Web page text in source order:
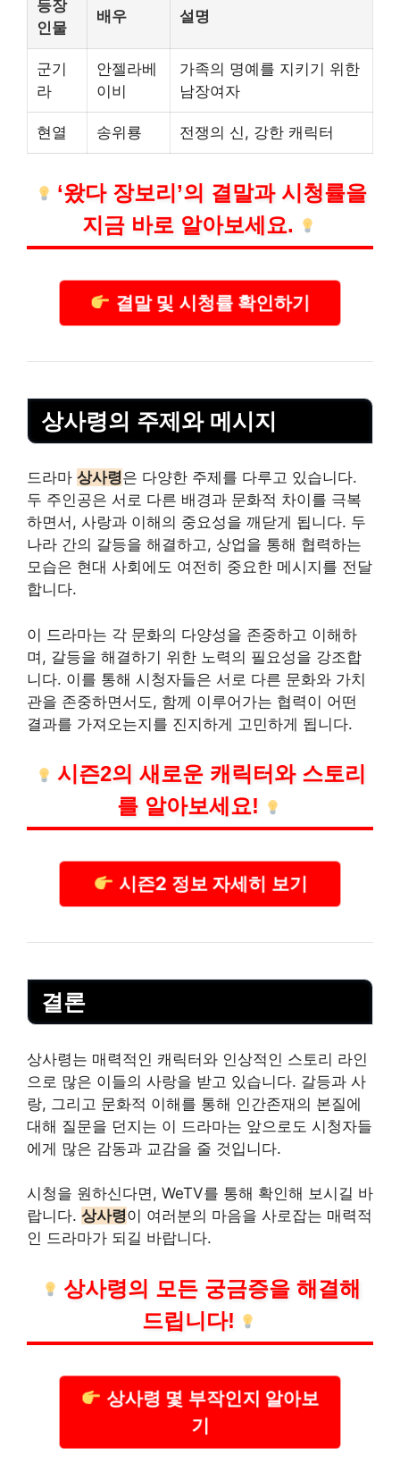
등장
인물
배우 설명
군기
라
안젤라베
이비
가족의 명예를 지키기 위한
남장여자
현열 송위룡 전쟁의 신, 강한 캐릭터
‘왔다 장보리’의 결말과 시청률을
지금 바로 알아보세요.
결말 및 시청률 확인하기
상사령의 주제와 메시지
드라마 상사령은 다양한 주제를 다루고 있습니다.
두 주인공은 서로 다른 배경과 문화적 차이를 극복
하면서, 사랑과 이해의 중요성을 깨닫게 됩니다. 두
나라 간의 갈등을 해결하고, 상업을 통해 협력하는
모습은 현대 사회에도 여전히 중요한 메시지를 전달
합니다.
이 드라마는 각 문화의 다양성을 존중하고 이해하
며, 갈등을 해결하기 위한 노력의 필요성을 강조합
니다. 이를 통해 시청자들은 서로 다른 문화와 가치
관을 존중하면서도, 함께 이루어가는 협력이 어떤
결과를 가져오는지를 진지하게 고민하게 됩니다.
시즌2의 새로운 캐릭터와 스토리
를 알아보세요!
시즌2 정보 자세히 보기
결론
상사령는 매력적인 캐릭터와 인상적인 스토리 라인
으로 많은 이들의 사랑을 받고 있습니다. 갈등과 사
랑, 그리고 문화적 이해를 통해 인간존재의 본질에
대해 질문을 던지는 이 드라마는 앞으로도 시청자들
에게 많은 감동과 교감을 줄 것입니다.
시청을 원하신다면, WeTV를 통해 확인해 보시길 바
랍니다. 상사령이 여러분의 마음을 사로잡는 매력적
인 드라마가 되길 바랍니다.
상사령의 모든 궁금증을 해결해
드립니다!
상사령 몇 부작인지 알아보
기